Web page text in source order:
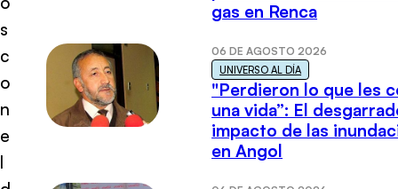
s
c
o
n
e
l
gas en Renca
06 DE AGOSTO 2026
UNIVERSO AL DÍA
"Perdieron lo que les
una vida”: El
impacto de las
en Angol